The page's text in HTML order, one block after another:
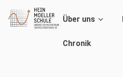
Über uns
Chronik